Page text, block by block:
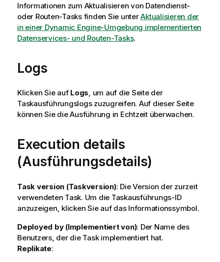
Informationen zum Aktualisieren von Datendienst-
oder Routen-Tasks finden Sie unterAktualisieren der
in einer Dynamic Engine-Umgebung implementierten
Datenservices- und Routen-Tasks.
Logs
Klicken Sie auf Logs, um auf die Seite der
Taskausführungslogs zuzugreifen. Auf dieser Seite
können Sie die Ausführung in Echtzeit überwachen.
Execution details
(Ausführungsdetails)
Task version (Taskversion): Die Version der zurzeit
verwendeten Task. Um die Taskausführungs-ID
anzuzeigen, klicken Sie auf das Informationssymbol.
Deployed by (Implementiert von): Der Name des
Benutzers, der die Task implementiert hat.
Replikate: